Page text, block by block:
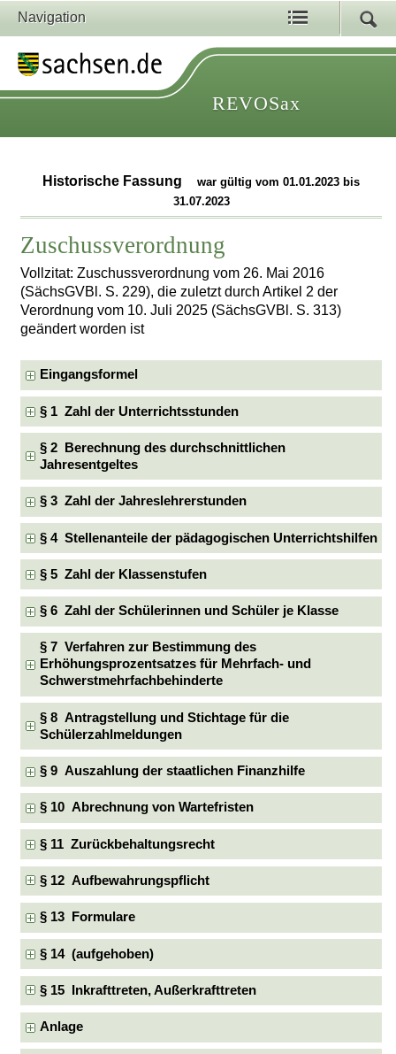
Navigation
REVOSax
Historische Fassung
war gültig vom 01.01.2023 bis
31.07.2023
Zuschussverordnung
Vollzitat: Zuschussverordnung vom 26. Mai 2016
(SächsGVBl. S. 229), die zuletzt durch Artikel 2 der
Verordnung vom 10. Juli 2025 (SächsGVBl. S. 313)
geändert worden ist
Eingangsformel
§ 1 Zahl der Unterrichtsstunden
§ 2 Berechnung des durchschnittlichen
Jahresentgeltes
§ 3 Zahl der Jahreslehrerstunden
§ 4 Stellenanteile der pädagogischen Unterrichtshilfen
§ 5 Zahl der Klassenstufen
§ 6 Zahl der Schülerinnen und Schüler je Klasse
§ 7 Verfahren zur Bestimmung des
Erhöhungsprozentsatzes für Mehrfach- und
Schwerstmehrfachbehinderte
§ 8 Antragstellung und Stichtage für die
Schülerzahlmeldungen
§ 9 Auszahlung der staatlichen Finanzhilfe
§ 10 Abrechnung von Wartefristen
§ 11 Zurückbehaltungsrecht
§ 12 Aufbewahrungspflicht
§ 13 Formulare
§ 14 (aufgehoben)
§ 15 Inkrafttreten, Außerkrafttreten
Anlage